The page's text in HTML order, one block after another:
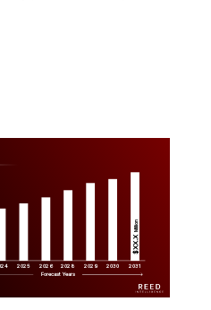
2025 2026 2028 2029 2030 2031
$XX.X
Million
Forecast Years